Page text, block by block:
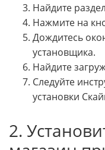
Найдите
Нажмите на
Дождитесь
установщика.
Найдите
Следуйте
установки
2.